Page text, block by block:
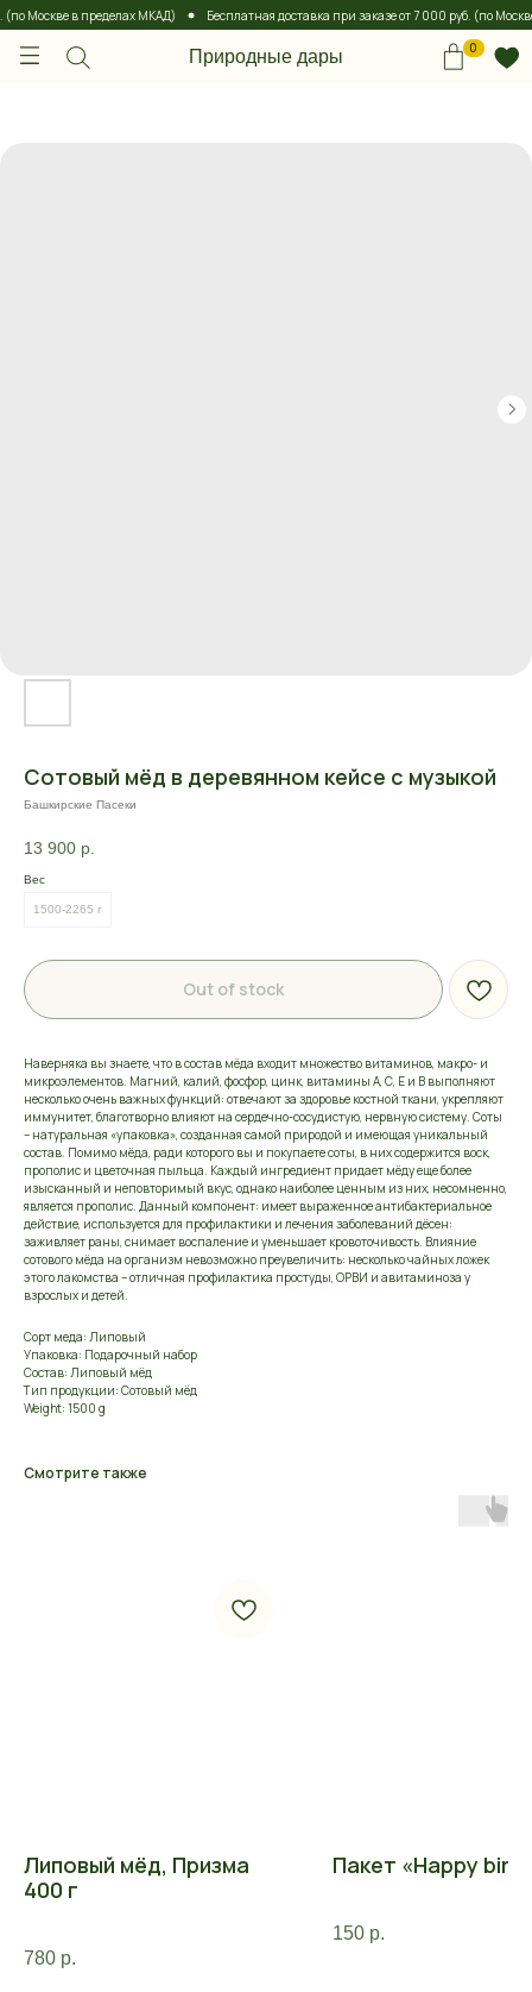
Москве в пределах МКАД) Бесплатная доставка при заказе от 7 000 руб. (по
Природные дары 0
Природные дары 0
Сотовый мёд в деревянном кейсе с музыкой
Башкирские Пасеки
13 900 р.
Вес
1500-2265 г
Out of stock
Наверняка вы знаете, что в состав мёда входит множество витаминов, макро- и
микроэлементов. Магний, калий, фосфор, цинк, витамины А, С, Е и В выполняют
несколько очень важных функций: отвечают за здоровье костной ткани, укрепляют
иммунитет, благотворно влияют на сердечно-сосудистую, нервную систему. Соты
– натуральная «упаковка», созданная самой природой и имеющая уникальный
состав. Помимо мёда, ради которого вы и покупаете соты, в них содержится воск,
прополис и цветочная пыльца. Каждый ингредиент придает мёду еще более
изысканный и неповторимый вкус, однако наиболее ценным из них, несомненно,
является прополис. Данный компонент: имеет выраженное антибактериальное
действие, используется для профилактики и лечения заболеваний дёсен:
заживляет раны, снимает воспаление и уменьшает кровоточивость. Влияние
сотового мёда на организм невозможно преувеличить: несколько чайных ложек
этого лакомства – отличная профилактика простуды, ОРВИ и авитаминоза у
взрослых и детей.
Сорт меда: Липовый
Упаковка: Подарочный набор
Состав: Липовый мёд
Тип продукции: Сотовый мёд
Weight: 1500 g
Смотрите также
Липовый мёд, Призма
400 г
780 р.
Пакет «Happy
150 р.